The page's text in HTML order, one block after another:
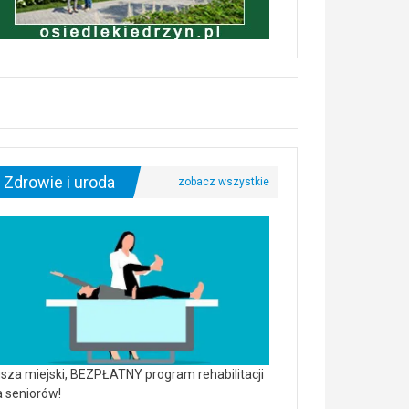
Zdrowie i uroda
miejski, BEZPŁATNY program rehabilitacji
seniorów!